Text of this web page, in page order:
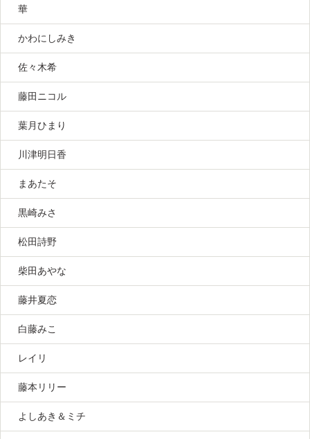
華
かわにしみき
佐々木希
藤田ニコル
葉月ひまり
川津明日香
まあたそ
黒崎みさ
松田詩野
柴田あやな
藤井夏恋
白藤みこ
レイリ
藤本リリー
よしあき＆ミチ